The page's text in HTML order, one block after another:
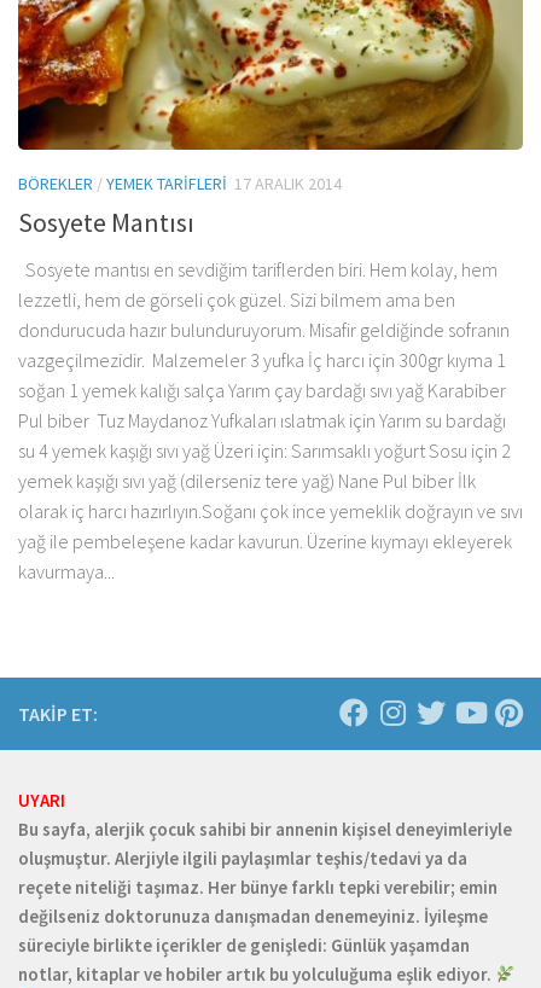
BÖREKLER /YEMEK TARIFLERI 17 ARALIK 2014
Sosyete Mantısı
Sosyete mantısı en sevdiğim tariflerden biri. Hem kolay, hem
lezzetli, hem de görseli çok güzel. Sizi bilmem ama ben
dondurucuda hazır bulunduruyorum. Misafir geldiğinde sofranın
vazgeçilmezidir. Malzemeler 3 yufka İç harcı için 300gr kıyma 1
soğan 1 yemek kalığı salça Yarım çay bardağı sıvı yağ Karabiber
Pul biber Tuz Maydanoz Yufkaları ıslatmak için Yarım su bardağı
su 4 yemek kaşığı sıvı yağ Üzeri için: Sarımsaklı yoğurt Sosu için 2
yemek kaşığı sıvı yağ (dilerseniz tere yağ) Nane Pul biber İlk
olarak iç harcı hazırlıyın.Soğanı çok ince yemeklik doğrayın ve sıvı
yağ ile pembeleşene kadar kavurun. Üzerine kıymayı ekleyerek
kavurmaya...
TAKİP ET:
UYARI
Bu sayfa, alerjik çocuk sahibi bir annenin kişisel deneyimleriyle
oluşmuştur. Alerjiyle ilgili paylaşımlar teşhis/tedavi ya da
reçete niteliği taşımaz. Her bünye farklı tepki verebilir; emin
değilseniz doktorunuza danışmadan denemeyiniz. İyileşme
süreciyle birlikte içerikler de genişledi: Günlük yaşamdan
notlar, kitaplar ve hobiler artık bu yolculuğuma eşlik ediyor.